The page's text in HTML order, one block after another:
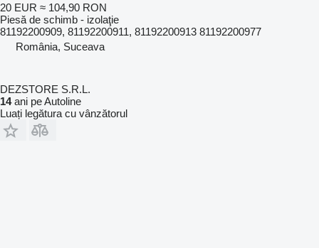
20 EUR ≈ 104,90 RON
Piesă de schimb - izolaţie
81192200909, 81192200911, 81192200913 81192200977
România, Suceava
DEZSTORE S.R.L.
14ani pe Autoline
Luați legătura cu vânzătorul